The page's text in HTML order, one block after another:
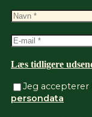
Læs tidligere
Jeg
persondata